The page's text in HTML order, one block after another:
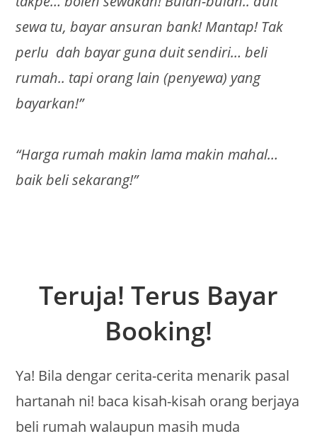
sewa tu, bayar ansuran bank! Mantap! Tak
perlu dah bayar guna duit sendiri… beli
rumah.. tapi orang lain (penyewa) yang
bayarkan!”
“Harga rumah makin lama makin mahal…
baik beli sekarang!”
Teruja! Terus Bayar
Booking!
Ya! Bila dengar cerita-cerita menarik pasal
hartanah ni! baca kisah-kisah orang berjaya
beli rumah walaupun masih muda